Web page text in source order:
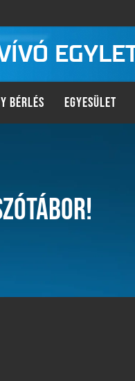
BÉRLÉS EGYESÜLET